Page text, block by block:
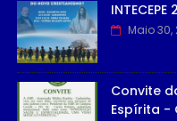
INTECEPE
Maio 30,
Convite
Espírita -